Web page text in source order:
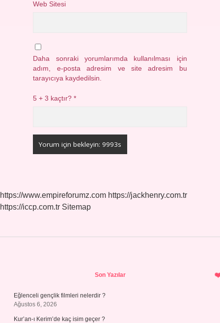
Web Sitesi
Daha sonraki yorumlarımda kullanılması için
adım, e-posta adresim ve site adresim bu
tarayıcıya kaydedilsin.
5 + 3 kaçtır?*
https://www.empireforumz.com https://jackhenry.com.tr
https://iccp.com.tr Sitemap
Son Yazılar
Eğlenceli gençlik filmleri nelerdir ?
Ağustos 6, 2026
Kur’an-ı Kerim’de kaç isim geçer ?